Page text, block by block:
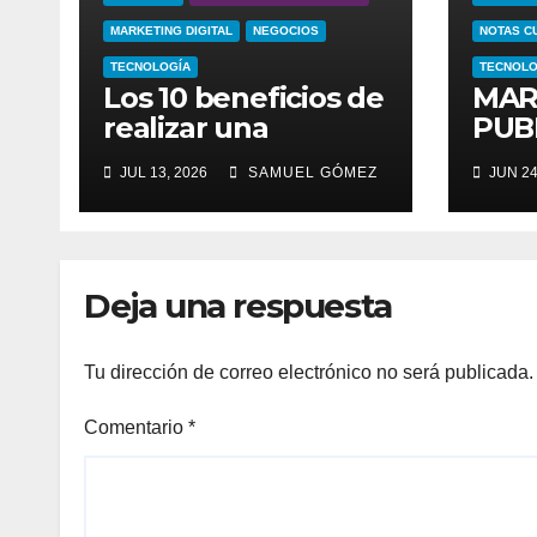
MARKETING DIGITAL NEGOCIOS
TECNOLOGÍA
Los 10 beneficios de
realizar una
publicidad eficaz
JUL 13, 2026 SAMUEL GÓMEZ
NOTAS
JUN
Deja una respuesta
Tu dirección de correo electrónico no será publicada.
Comentario *